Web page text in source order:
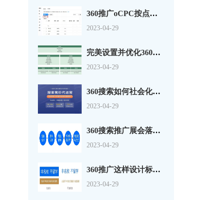
360推广oCPC按点击出价系数还是目标转化成本？
2023-04-29
完美设置并优化360搜索广告组和广告系列
2023-04-29
360搜索如何社会化营销以及搜索营销
2023-04-29
360搜索推广展会落地页怎么做？一套思路供参考
2023-04-29
360推广这样设计标题，资深优化师都说好！
2023-04-29